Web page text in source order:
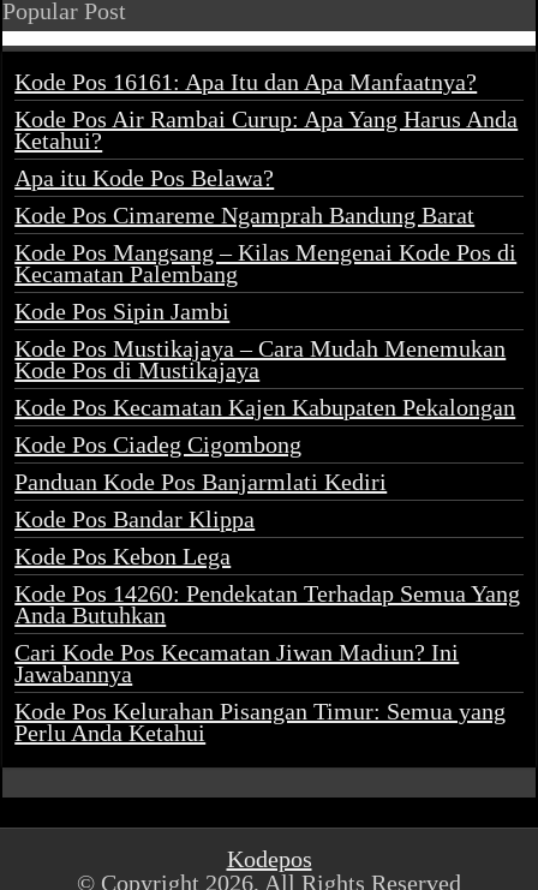
Popular Post
Kode Pos 16161: Apa Itu dan Apa Manfaatnya?
Kode Pos Air Rambai Curup: Apa Yang Harus Anda
Ketahui?
Apa itu Kode Pos Belawa?
Kode Pos Cimareme Ngamprah Bandung Barat
Kode Pos Mangsang – Kilas Mengenai Kode Pos di
Kecamatan Palembang
Kode Pos Sipin Jambi
Kode Pos Mustikajaya – Cara Mudah Menemukan
Kode Pos di Mustikajaya
Kode Pos Kecamatan Kajen Kabupaten Pekalongan
Kode Pos Ciadeg Cigombong
Panduan Kode Pos Banjarmlati Kediri
Kode Pos Bandar Klippa
Kode Pos Kebon Lega
Kode Pos 14260: Pendekatan Terhadap Semua Yang
Anda Butuhkan
Cari Kode Pos Kecamatan Jiwan Madiun? Ini
Jawabannya
Kode Pos Kelurahan Pisangan Timur: Semua yang
Perlu Anda Ketahui
Kodepos
© Copyright 2026, All Rights Reserved